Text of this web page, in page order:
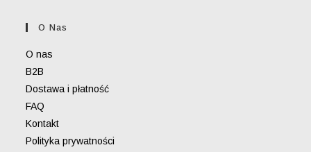
O Nas
O nas
B2B
Dostawa i płatność
FAQ
Kontakt
Polityka prywatności